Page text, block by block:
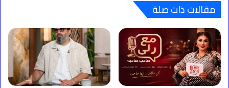
200
جامعة
حكومية
وخاصة
في
تركيا
مقالات ذات صلة